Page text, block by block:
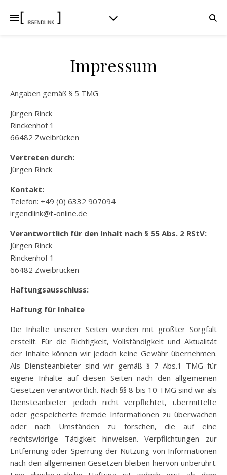
Impressum
Angaben gemäß § 5 TMG
Jürgen Rinck
Rinckenhof 1
66482 Zweibrücken
Vertreten durch:
Jürgen Rinck
Kontakt:
Telefon: +49 (0) 6332 907094
irgendlink@t-online.de
Verantwortlich für den Inhalt nach § 55 Abs. 2 RStV:
Jürgen Rinck
Rinckenhof 1
66482 Zweibrücken
Haftungsausschluss:
Haftung für Inhalte
Die Inhalte unserer Seiten wurden mit größter Sorgfalt
erstellt. Für die Richtigkeit, Vollständigkeit und Aktualität
der Inhalte können wir jedoch keine Gewähr übernehmen.
Als Diensteanbieter sind wir gemäß § 7 Abs.1 TMG für
eigene Inhalte auf diesen Seiten nach den allgemeinen
Gesetzen verantwortlich. Nach §§ 8 bis 10 TMG sind wir als
Diensteanbieter jedoch nicht verpflichtet, übermittelte
oder gespeicherte fremde Informationen zu überwachen
oder nach Umständen zu forschen, die auf eine
rechtswidrige Tätigkeit hinweisen. Verpflichtungen zur
Entfernung oder Sperrung der Nutzung von Informationen
nach den allgemeinen Gesetzen bleiben hiervon unberührt.